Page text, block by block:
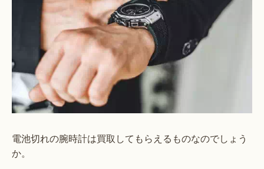
電池切れの腕時計は買取してもらえるものなのでしょう
か。